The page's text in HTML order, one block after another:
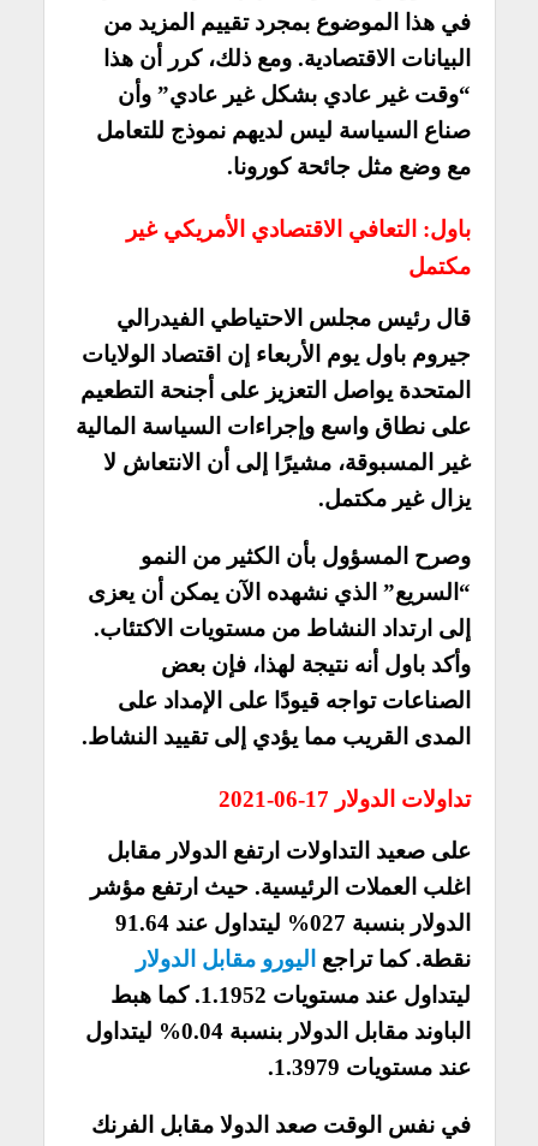
في هذا الموضوع بمجرد تقييم المزيد من
البيانات الاقتصادية. ومع ذلك، كرر أن هذا
“وقت غير عادي بشكل غير عادي” وأن
صناع السياسة ليس لديهم نموذج للتعامل
مع وضع مثل جائحة كورونا.
باول: التعافي الاقتصادي الأمريكي غير
مكتمل
قال رئيس مجلس الاحتياطي الفيدرالي
جيروم باول يوم الأربعاء إن اقتصاد الولايات
المتحدة يواصل التعزيز على أجنحة التطعيم
على نطاق واسع وإجراءات السياسة المالية
غير المسبوقة، مشيرًا إلى أن الانتعاش لا
يزال غير مكتمل.
وصرح المسؤول بأن الكثير من النمو
“السريع” الذي نشهده الآن يمكن أن يعزى
إلى ارتداد النشاط من مستويات الاكتئاب.
وأكد باول أنه نتيجة لهذا، فإن بعض
الصناعات تواجه قيودًا على الإمداد على
المدى القريب مما يؤدي إلى تقييد النشاط.
تداولات الدولار 17-06-2021
على صعيد التداولات ارتفع الدولار مقابل
اغلب العملات الرئيسية. حيث ارتفع مؤشر
الدولار بنسبة 027% ليتداول عند 91.64
نقطة. كما تراجع اليورو مقابل الدولار
ليتداول عند مستويات 1.1952. كما هبط
الباوند مقابل الدولار بنسبة 0.04% ليتداول
عند مستويات 1.3979.
في نفس الوقت صعد الدولا مقابل الفرنك